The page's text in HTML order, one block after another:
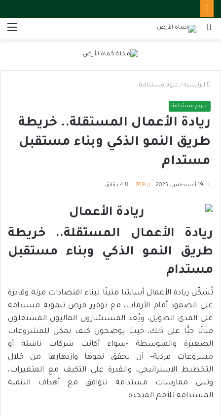
بحث
الرئيسية / علوم مستدامة
علوم مستدامة
ريادة الأعمال المستقلة.. خريطة
طريق النمو الذكي وبناء مستقبل
مستدام
19 أغسطس، 2025 709
ريادة الأعمال المستقلة.. خريطة
طريق النمو الذكي وبناء مستقبل
مستدام
تُشكّل ريادة الأعمال أساسًا متينًا لبناء اقتصادات مرنة وقادرة
على الصمود أمام الأزمات، مع توفير فرص تنموية مستدامة
على المدى الطويل، ويُعد المستشارون الماليون المستقلون
مثالًا حيًّا على ذلك، حيث يوضحون كيف يمكن للمشروعات
الصغيرة والمتوسطة -سواء أكانت شركات ناشئة أو
مشروعات فردية- أن تحقق نموها وازدهارها من خلال
التخطيط الاستراتيجي، والقدرة على التكيف مع المتغيرات،
وتبني ممارسات مستدامة تتوافق مع أهداف التنمية
المستدامة للأمم المتحدة.